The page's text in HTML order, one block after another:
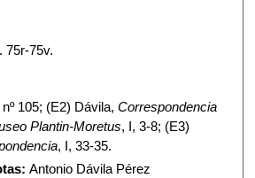
75r-75v.
nº 105; (E2) Dávila,Correspondencia
Plantin-Moretus, I, 3-8; (E3)
, I, 33-35.
Antonio Dávila Pérez